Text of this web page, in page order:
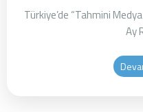
Türkiye’de “Tahmini
Ay